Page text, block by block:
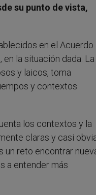
su punto de vista,
en el Acuerdo.
la situación dada. La
y laicos, toma
y contextos
los contextos y la
claras y casi
un reto encontrar
a entender más